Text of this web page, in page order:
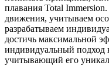
плавания Total
движения, учитываем
разрабатываем
достичь максимальной
индивидуальный подход
учитывающий его